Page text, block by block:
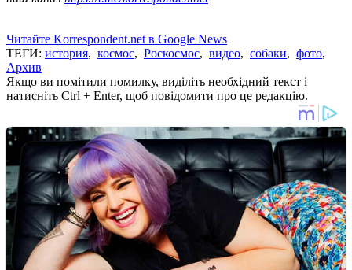
Читайте Korrespondent.net в Google News
ТЕГИ: история, космос, Роскосмос, видео, собаки, фото,
Архив
Якщо ви помітили помилку, виділіть необхідний текст і
натисніть Ctrl + Enter, щоб повідомити про це редакцію.